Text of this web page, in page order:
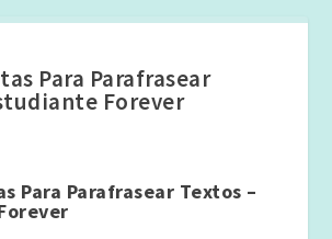
Para Parafrasear
Forever
Para Parafrasear Textos –